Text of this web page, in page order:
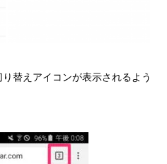
替えアイコンが表示されるよう